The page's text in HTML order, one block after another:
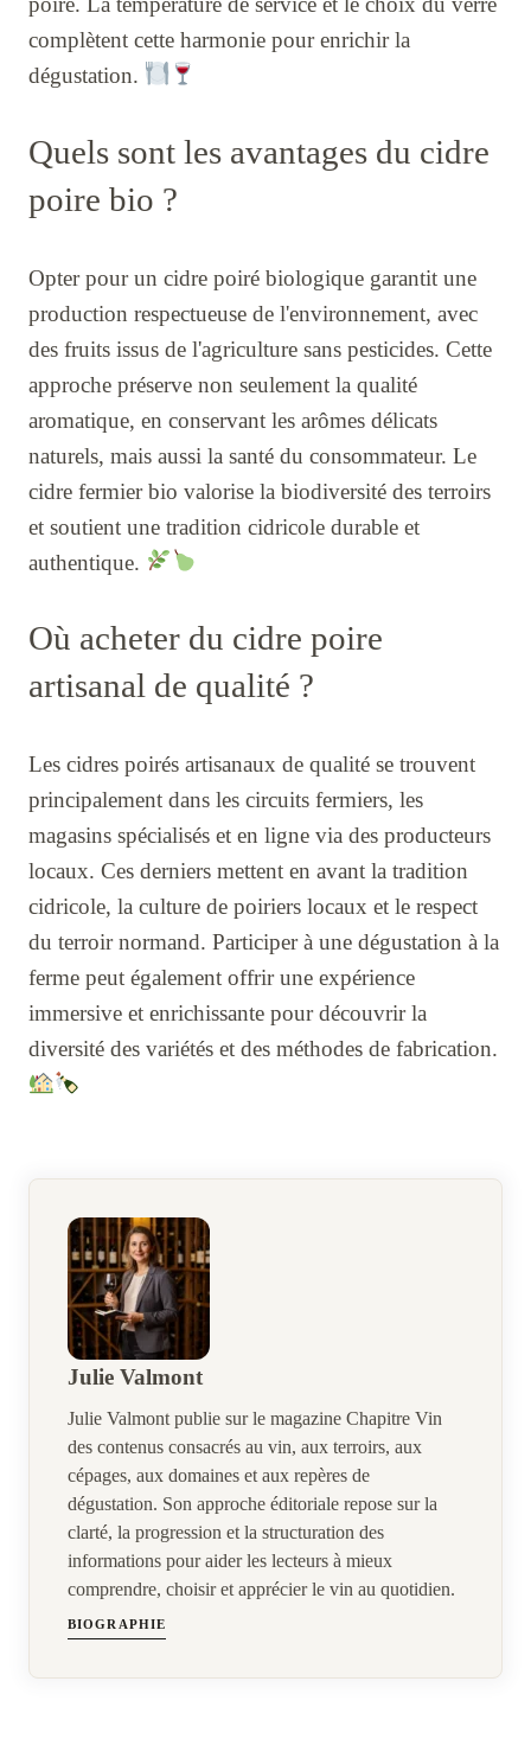
complètent cette harmonie pour enrichir la
dégustation.
Quels sont les avantages du cidre
poire bio ?
Opter pour un cidre poiré biologique garantit une
production respectueuse de l'environnement, avec
des fruits issus de l'agriculture sans pesticides. Cette
approche préserve non seulement la qualité
aromatique, en conservant les arômes délicats
naturels, mais aussi la santé du consommateur. Le
cidre fermier bio valorise la biodiversité des terroirs
et soutient une tradition cidricole durable et
authentique.
Où acheter du cidre poire
artisanal de qualité ?
Les cidres poirés artisanaux de qualité se trouvent
principalement dans les circuits fermiers, les
magasins spécialisés et en ligne via des producteurs
locaux. Ces derniers mettent en avant la tradition
cidricole, la culture de poiriers locaux et le respect
du terroir normand. Participer à une dégustation à la
ferme peut également offrir une expérience
immersive et enrichissante pour découvrir la
diversité des variétés et des méthodes de fabrication.
Julie Valmont
Julie Valmont publie sur le magazine Chapitre Vin
des contenus consacrés au vin, aux terroirs, aux
cépages, aux domaines et aux repères de
dégustation. Son approche éditoriale repose sur la
clarté, la progression et la structuration des
informations pour aider les lecteurs à mieux
comprendre, choisir et apprécier le vin au quotidien.
BIOGRAPHIE